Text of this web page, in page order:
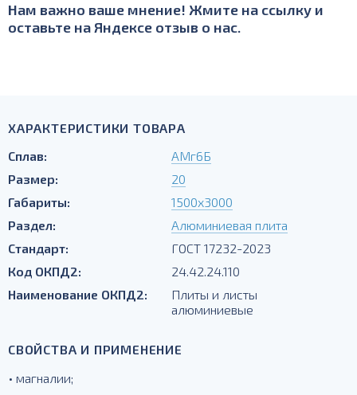
Нам важно ваше мнение! Жмите на ссылку и
оставьте на Яндексе отзыв о нас.
ХАРАКТЕРИСТИКИ ТОВАРА
Сплав:
АМг6Б
Размер:
20
Габариты:
1500х3000
Раздел:
Алюминиевая плита
Стандарт:
ГОСТ 17232-2023
Код ОКПД2:
24.42.24.110
Наименование ОКПД2:
Плиты и листы
алюминиевые
СВОЙСТВА И ПРИМЕНЕНИЕ
• магналии;